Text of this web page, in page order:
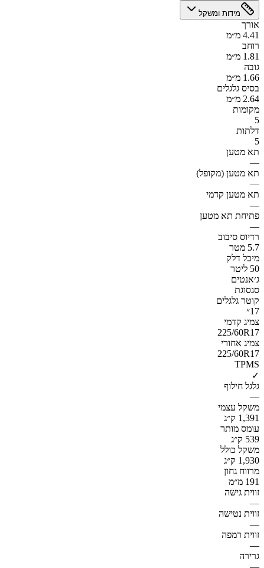
מידות ומשקל
אורך
4.41 מ״מ
רוחב
1.81 מ״מ
גובה
1.66 מ״מ
בסיס גלגלים
2.64 מ״מ
מקומות
5
דלתות
5
תא מטען
—
תא מטען (מקופל)
—
תא מטען קדמי
—
פתיחת תא מטען
—
רדיוס סיבוב
5.7 מטר
מיכל דלק
50 ליטר
ג׳אנטים
סגסוגת
קוטר גלגלים
17״
צמיג קדמי
225/60R17
צמיג אחורי
225/60R17
TPMS
✓
גלגל חילוף
—
משקל עצמי
1,391 ק״ג
עומס מותר
539 ק״ג
משקל כולל
1,930 ק״ג
מרווח גחון
191 מ״מ
זווית גישה
—
זווית נטישה
—
זווית רמפה
—
גרירה